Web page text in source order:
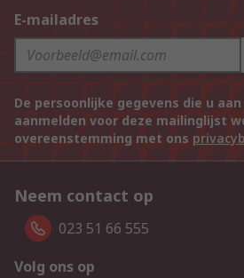
E-mailadres
De persoonlijke gegevens die u
aanmelden voor deze mailinglijst
overeenstemming met ons
Neem contact op
023 51 66 555
Volg ons op